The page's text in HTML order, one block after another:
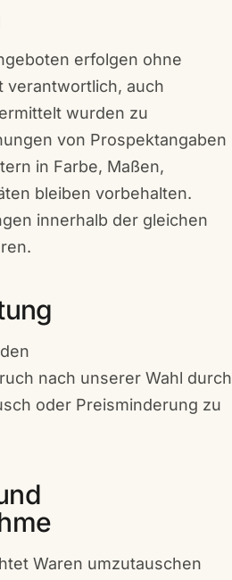
erfolgen ohne
verantwortlich, auch
wurden zu
von Prospektangaben
in Farbe, Maßen,
bleiben vorbehalten.
innerhalb der gleichen
nach unserer Wahl durch
oder Preisminderung zu
Waren umzutauschen